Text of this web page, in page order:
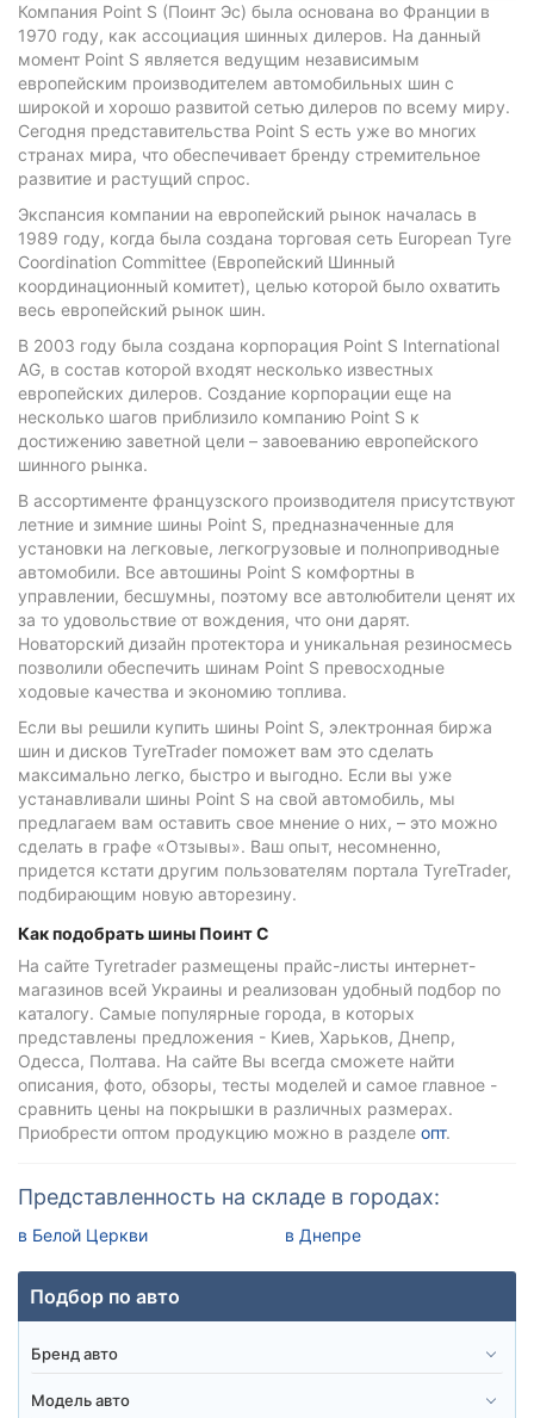
Компания Point S (Поинт Эс) была основана во Франции в
1970 году, как ассоциация шинных дилеров. На данный
момент Point S является ведущим независимым
европейским производителем автомобильных шин с
широкой и хорошо развитой сетью дилеров по всему миру.
Сегодня представительства Point S есть уже во многих
странах мира, что обеспечивает бренду стремительное
развитие и растущий спрос.
Экспансия компании на европейский рынок началась в
1989 году, когда была создана торговая сеть European Tyre
Coordination Committee (Европейский Шинный
координационный комитет), целью которой было охватить
весь европейский рынок шин.
В 2003 году была создана корпорация Point S International
AG, в состав которой входят несколько известных
европейских дилеров. Создание корпорации еще на
несколько шагов приблизило компанию Point S к
достижению заветной цели – завоеванию европейского
шинного рынка.
В ассортименте французского производителя присутствуют
летние и зимние шины Point S, предназначенные для
установки на легковые, легкогрузовые и полноприводные
автомобили. Все автошины Point S комфортны в
управлении, бесшумны, поэтому все автолюбители ценят их
за то удовольствие от вождения, что они дарят.
Новаторский дизайн протектора и уникальная резиносмесь
позволили обеспечить шинам Point S превосходные
ходовые качества и экономию топлива.
Если вы решили купить шины Point S, электронная биржа
шин и дисков TyreTrader поможет вам это сделать
максимально легко, быстро и выгодно. Если вы уже
устанавливали шины Point S на свой автомобиль, мы
предлагаем вам оставить свое мнение о них, – это можно
сделать в графе «Отзывы». Ваш опыт, несомненно,
придется кстати другим пользователям портала TyreTrader,
подбирающим новую авторезину.
Как подобрать шины Поинт С
На сайте Tyretrader размещены прайс-листы интернет-
магазинов всей Украины и реализован удобный подбор по
каталогу. Самые популярные города, в которых
представлены предложения - Киев, Харьков, Днепр,
Одесса, Полтава. На сайте Вы всегда сможете найти
описания, фото, обзоры, тесты моделей и самое главное -
сравнить цены на покрышки в различных размерах.
Приобрести оптом продукцию можно в разделе опт.
Представленность на складе в городах:
в Белой Церкви в Днепре
Подбор по авто